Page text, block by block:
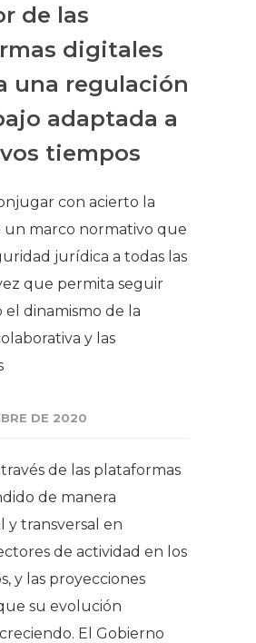
de las
digitales
una regulación
adaptada a
tiempos
con acierto la
un marco normativo que
jurídica a todas las
que permita seguir
dinamismo de la
y las
DE 2020
de las plataformas
de manera
y transversal en
de actividad en los
y las proyecciones
su evolución
El Gobierno